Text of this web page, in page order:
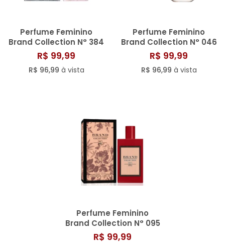
Perfume Feminino
Brand Collection N° 384
- 25ML
R$ 99,99
R$ 96,99 à vista
Perfume Feminino
Brand Collection N° 046
- 25ML
R$ 99,99
R$ 96,99 à vista
Perfume Feminino
Brand Collection N° 095
- 25ML
R$ 99,99